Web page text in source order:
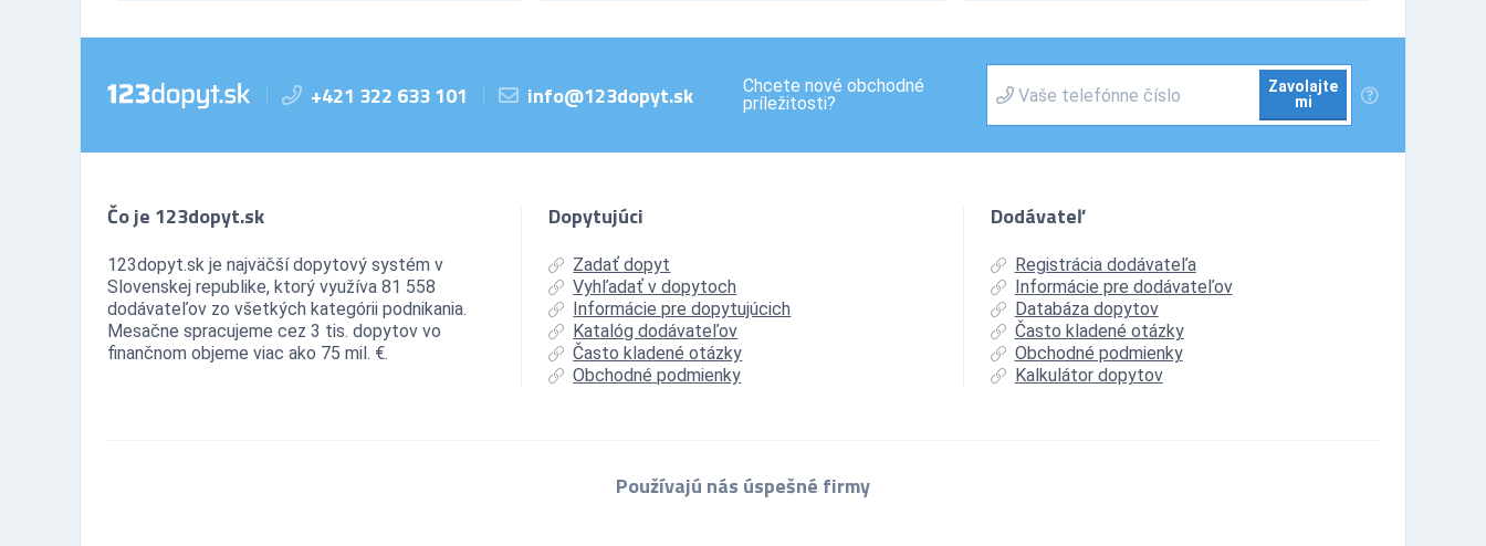
+421 322 633 101 info@123dopyt.sk
Chcete nové obchodné
príležitosti?
Zavolajte
mi
Čo je 123dopyt.sk
123dopyt.sk je najväčší dopytový systém v
Slovenskej republike, ktorý využíva 81 558
dodávateľov zo všetkých kategórii podnikania.
Mesačne spracujeme cez 3 tis. dopytov vo
finančnom objeme viac ako 75 mil. €.
Dopytujúci
Zadať dopyt
Vyhľadať v dopytoch
Informácie pre dopytujúcich
Katalóg dodávateľov
Často kladené otázky
Obchodné podmienky
Dodávateľ
Registrácia dodávateľa
Informácie pre dodávateľov
Databáza dopytov
Často kladené otázky
Obchodné podmienky
Kalkulátor dopytov
Používajú nás úspešné firmy